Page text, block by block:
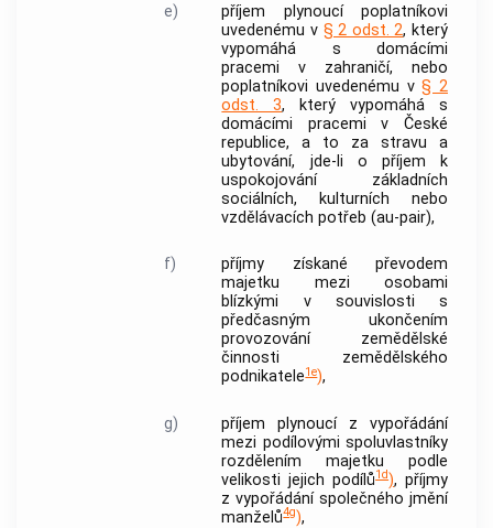
e)
příjem plynoucí poplatníkovi
uvedenému v § 2 odst. 2, který
vypomáhá s domácími
pracemi v zahraničí, nebo
poplatníkovi uvedenému v§ 2
odst. 3, který vypomáhá s
domácími pracemi v České
republice, a to za stravu a
ubytování, jde-li o příjem k
uspokojování základních
sociálních, kulturních nebo
vzdělávacích potřeb (au-pair),
f)
příjmy získané převodem
majetku mezi osobami
blízkými v souvislosti s
předčasným ukončením
provozování zemědělské
činnosti zemědělského
podnikatele1e),
g)
příjem plynoucí z vypořádání
mezi podílovými spoluvlastníky
rozdělením majetku podle
velikosti jejich podílů1d), příjmy
z vypořádání společného jmění
manželů4g),